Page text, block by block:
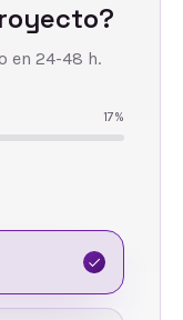
en 24-48 h.
17%